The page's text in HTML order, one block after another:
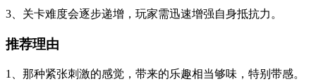
3、关卡难度会逐步递增，玩家需迅速增强自身抵抗力。
推荐理由
1、那种紧张刺激的感觉，带来的乐趣相当够味，特别带感。